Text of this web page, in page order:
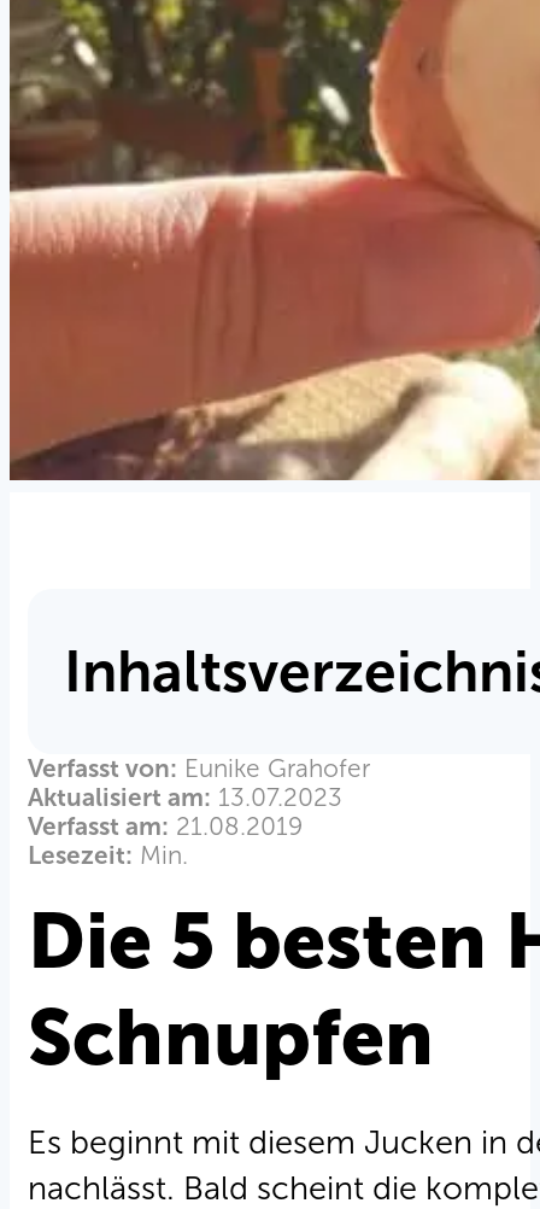
Verfasst von: Eunike Grahofer
Aktualisiert am: 13.07.2023
Verfasst am: 21.08.2019
Lesezeit: Min.
Die 5 besten
Schnupfen
Es beginnt mit diesem Jucken in
nachlässt. Bald scheint die